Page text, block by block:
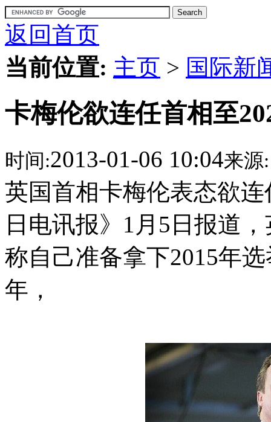
返回首页
当前位置: 主页 > 国际新
卡梅伦欲连任首相至
时间:2013-01-06 10:04来源:
英国首相卡梅伦表态欲
日电讯报》1月5日报道
称自己准备拿下2015年
年，